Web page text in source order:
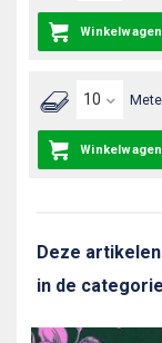
Winkelwagen
Winkelwagen
Deze
in de